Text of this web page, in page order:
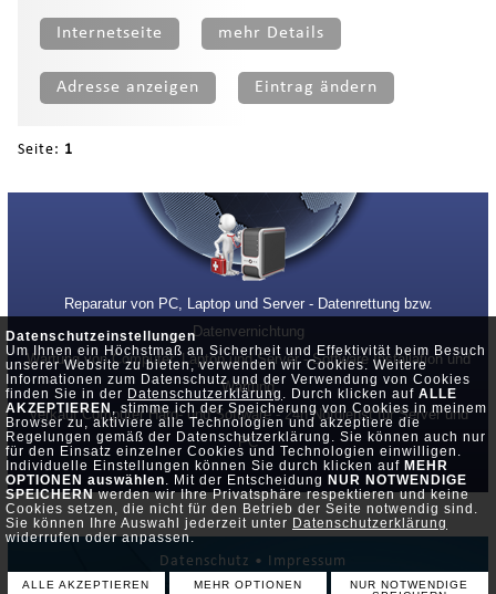
Datenschutzeinstellungen
Um Ihnen ein Höchstmaß an Sicherheit und Effektivität beim Besuch
unserer Website zu bieten, verwenden wir Cookies. Weitere
Informationen zum Datenschutz und der Verwendung von Cookies
finden Sie in der Datenschutzerklärung . Durch klicken auf ALLE
AKZEPTIEREN , stimme ich der Speicherung von Cookies in meinem
Browser zu, aktiviere alle Technologien und akzeptiere die
Regelungen gemäß der Datenschutzerklärung. Sie können auch nur
für den Einsatz einzelner Cookies und Technologien einwilligen.
Individuelle Einstellungen können Sie durch klicken auf MEHR
OPTIONEN auswählen. Mit der Entscheidung NUR NOTWENDIGE
SPEICHERNwerden wir Ihre Privatsphäre respektieren und keine
Cookies setzen, die nicht für den Betrieb der Seite notwendig sind.
Sie können Ihre Auswahl jederzeit unter Datenschutzerklärung
widerrufen oder anpassen.
ALLE AKZEPTIEREN MEHR OPTIONEN
NUR NOTWENDIGE
Internetseite mehr Details
Adresse anzeigen Eintrag ändern
Seite: 1
Reparatur von PC, Laptop und Server - Datenrettung bzw.
Datenvernichtung
Wartung von Computer, Laptop und Server - Software Installation und
Wartung
Verkauf Computer Hard- und Software - 24h Notdienst für Server und
PC
Datenschutz • Impressum